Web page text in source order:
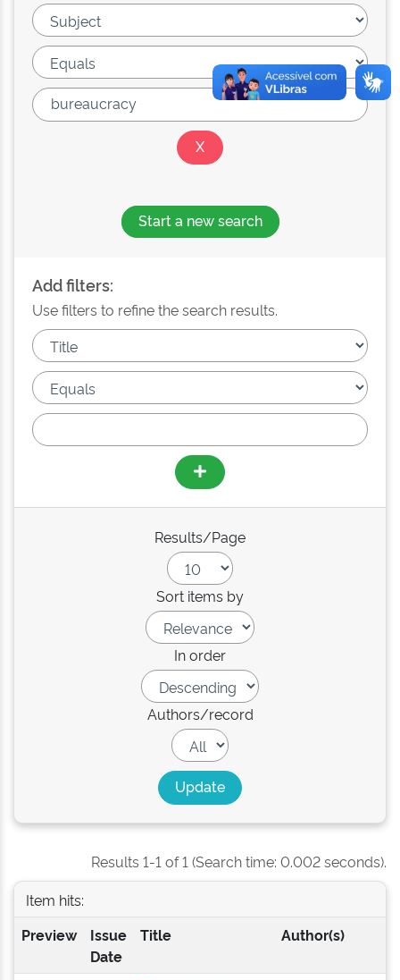
Start a new search
Add filters:
Use filters to refine the search results.
Results/Page
Sort items by
In order
Authors/record
Results 1-1 of 1 (Search time: 0.002 seconds).
Item hits:
Preview
Issue
Date
Title Author(s)